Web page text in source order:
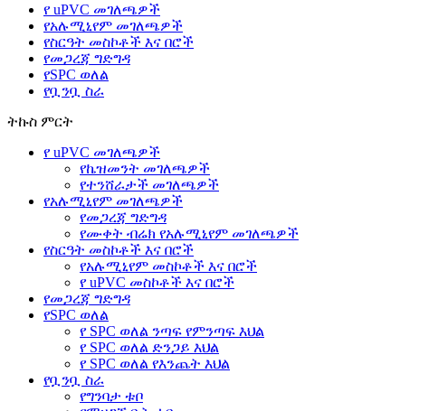
የ uPVC መገለጫዎች
የአሉሚኒየም መገለጫዎች
የስርዓት መስኮቶች እና በሮች
የመጋረጃ ግድግዳ
የSPC ወለል
የቧንቧ ስራ
ትኩስ ምርት
የ uPVC መገለጫዎች
የኬዝመንት መገለጫዎች
የተንሸራታች መገለጫዎች
የአሉሚኒየም መገለጫዎች
የመጋረጃ ግድግዳ
የሙቀት ብሬክ የአሉሚኒየም መገለጫዎች
የስርዓት መስኮቶች እና በሮች
የአሉሚኒየም መስኮቶች እና በሮች
የ uPVC መስኮቶች እና በሮች
የመጋረጃ ግድግዳ
የSPC ወለል
የ SPC ወለል ንጣፍ የምንጣፍ እህል
የ SPC ወለል ድንጋይ እህል
የ SPC ወለል የእንጨት እህል
የቧንቧ ስራ
የግንባታ ቱቦ